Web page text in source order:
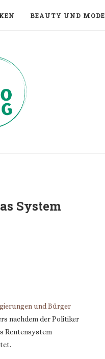
BEAUTY UND MODE
System
und Bürger
nachdem der Politiker
Rentensystem